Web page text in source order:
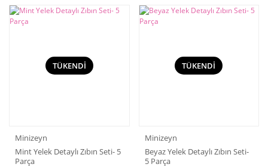
TÜKENDİ
Minizeyn
Mint Yelek Detaylı Zıbın Seti- 5
Parça
TÜKENDİ
Minizeyn
Beyaz Yelek Detaylı Zıbın Seti-
5 Parça